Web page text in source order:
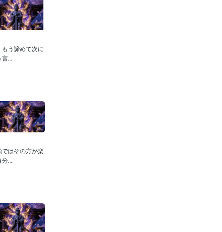
う諦めて次に
...
はその方が楽
...